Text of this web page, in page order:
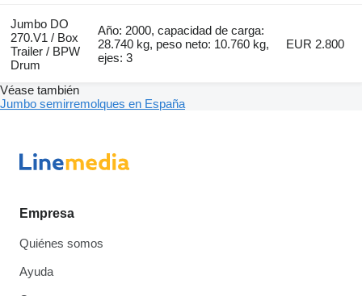
Jumbo DO
270.V1 / Box
Trailer / BPW
Drum
Año: 2000, capacidad de carga:
28.740 kg, peso neto: 10.760 kg,
ejes: 3
EUR 2.800
Véase también
Jumbo semirremolques en España
Empresa
Quiénes somos
Ayuda